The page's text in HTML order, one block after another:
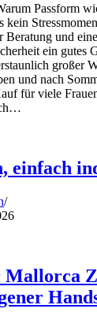
Passform
Beratung und
ein gutes
großer
und nach
für viele
einfach